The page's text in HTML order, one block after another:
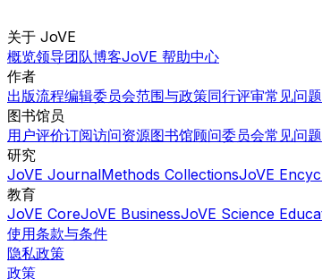
关于 JoVE
概览领导团队博客JoVE 帮助中心
作者
出版流程编辑委员会范围与政策同行评审常见问题
图书馆员
用户评价订阅访问资源图书馆顾问委员会常见问题
研究
JoVE JournalMethods CollectionsJoVE
教育
JoVE CoreJoVE BusinessJoVE Science
使用条款与条件
隐私政策
政策